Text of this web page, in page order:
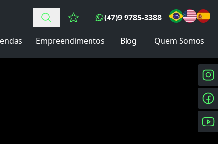
Favoritos (0 itens)
(47)9 9785-3388
Empreendimentos Blog Quem Somos